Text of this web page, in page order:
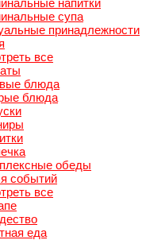
супа
принадлежности
все
блюда
блюда
обеды
событий
все
еда